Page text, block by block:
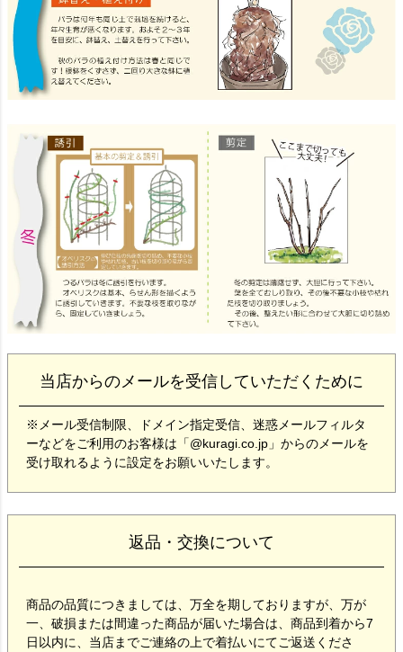
当店からのメールを受信していただくために
※メール受信制限、ドメイン指定受信、迷惑メールフィルタ
ーなどをご利用のお客様は「@kuragi.co.jp」からのメールを
受け取れるように設定をお願いいたします。
返品・交換について
商品の品質につきましては、万全を期しておりますが、万が
一、破損または間違った商品が届いた場合は、商品到着から7
日以内に、当店までご連絡の上で着払いにてご返送くださ